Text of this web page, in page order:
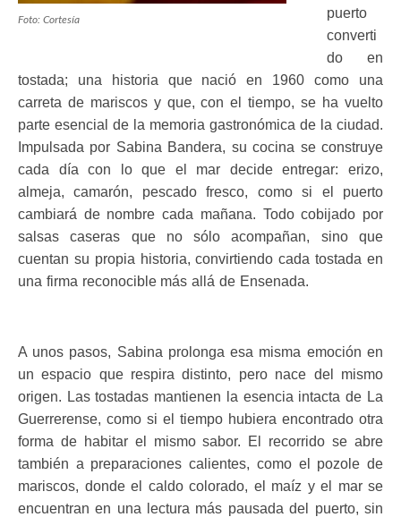
Foto: Cortesía
puerto
converti
do en
tostada; una historia que nació en 1960 como una
carreta de mariscos y que, con el tiempo, se ha vuelto
parte esencial de la memoria gastronómica de la ciudad.
Impulsada por Sabina Bandera, su cocina se construye
cada día con lo que el mar decide entregar: erizo,
almeja, camarón, pescado fresco, como si el puerto
cambiará de nombre cada mañana. Todo cobijado por
salsas caseras que no sólo acompañan, sino que
cuentan su propia historia, convirtiendo cada tostada en
una firma reconocible más allá de Ensenada.
A unos pasos, Sabina prolonga esa misma emoción en
un espacio que respira distinto, pero nace del mismo
origen. Las tostadas mantienen la esencia intacta de La
Guerrerense, como si el tiempo hubiera encontrado otra
forma de habitar el mismo sabor. El recorrido se abre
también a preparaciones calientes, como el pozole de
mariscos, donde el caldo colorado, el maíz y el mar se
encuentran en una lectura más pausada del puerto, sin